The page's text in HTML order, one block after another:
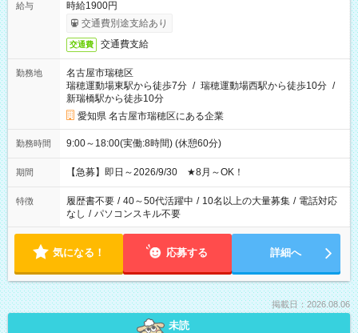
給与
時給1900円
交通費別途支給あり
交通費 交通費支給
勤務地
名古屋市瑞穂区
瑞穂運動場東駅から徒歩7分 / 瑞穂運動場西駅から徒歩10分 /
新瑞橋駅から徒歩10分
愛知県 名古屋市瑞穂区にある企業
勤務時間 9:00～18:00(実働:8時間) (休憩60分)
期間 【急募】即日～2026/9/30 ★8月～OK！
特徴 履歴書不要 / 40～50代活躍中 / 10名以上の大量募集 / 電話対応
なし / パソコンスキル不要
気になる！ 応募する 詳細へ
掲載日：2026.08.06
未読